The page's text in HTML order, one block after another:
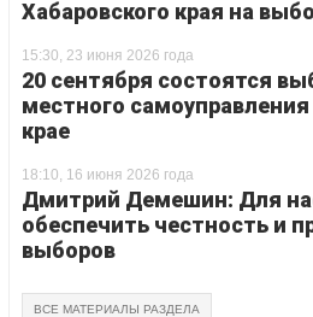
Хабаровского края на
15:30, 23 июня 2026 года
20 сентября состоятся
местного
крае
18:10, 16 июня 2026 года
Дмитрий Демешин: Для
обеспечить честность и
выборов
ВСЕ МАТЕРИАЛЫ РАЗДЕЛА